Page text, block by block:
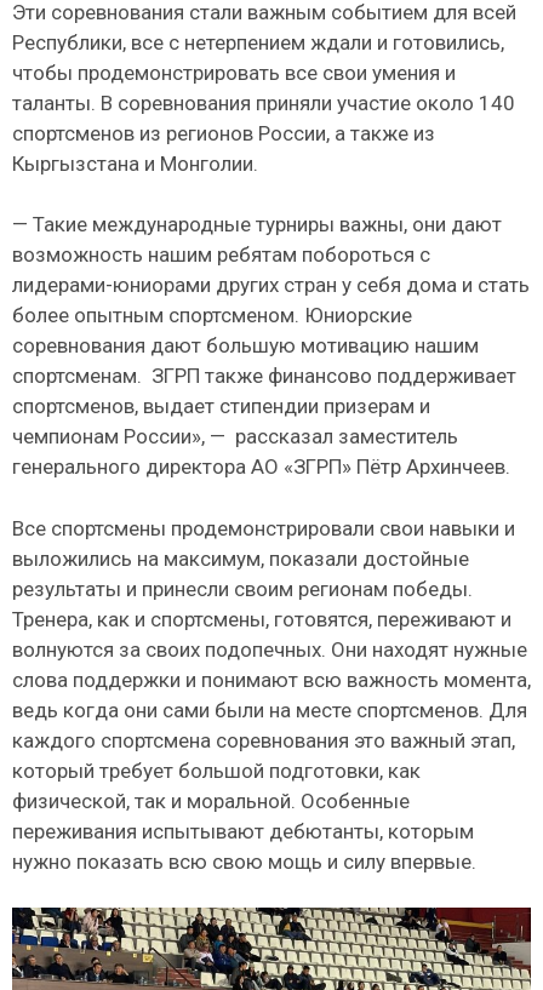
Эти соревнования стали важным событием для всей
Республики, все с нетерпением ждали и готовились,
чтобы продемонстрировать все свои умения и
таланты. В соревнования приняли участие около 140
спортсменов из регионов России, а также из
Кыргызстана и Монголии.
— Такие международные турниры важны, они дают
возможность нашим ребятам побороться с
лидерами-юниорами других стран у себя дома и стать
более опытным спортсменом. Юниорские
соревнования дают большую мотивацию нашим
спортсменам. ЗГРП также финансово поддерживает
спортсменов, выдает стипендии призерам и
чемпионам России», — рассказал заместитель
генерального директора АО «ЗГРП» Пётр Архинчеев.
Все спортсмены продемонстрировали свои навыки и
выложились на максимум, показали достойные
результаты и принесли своим регионам победы.
Тренера, как и спортсмены, готовятся, переживают и
волнуются за своих подопечных. Они находят нужные
слова поддержки и понимают всю важность момента,
ведь когда они сами были на месте спортсменов. Для
каждого спортсмена соревнования это важный этап,
который требует большой подготовки, как
физической, так и моральной. Особенные
переживания испытывают дебютанты, которым
нужно показать всю свою мощь и силу впервые.